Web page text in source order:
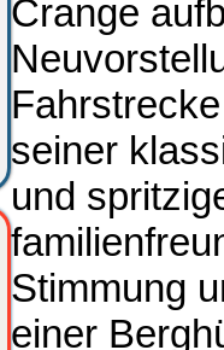
Crange
seiner
und
Stimmung
einer